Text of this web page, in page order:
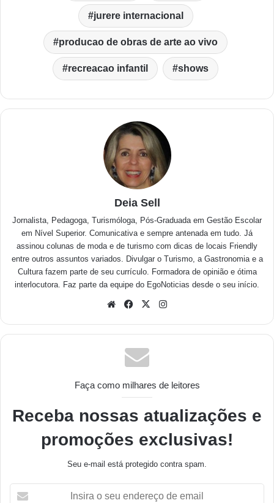
jurere internacional
producao de obras de arte ao vivo
recreacao infantil shows
Deia Sell
Jornalista, Pedagoga, Turismóloga, Pós-Graduada em Gestão Escolar
em Nível Superior. Comunicativa e sempre antenada em tudo. Já
assinou colunas de moda e de turismo com dicas de locais Friendly
entre outros assuntos variados. Divulgar o Turismo, a Gastronomia e a
Cultura fazem parte de seu currículo. Formadora de opinião e ótima
interlocutora. Faz parte da equipe do EgoNoticias desde o seu início.
Faça como milhares de leitores
Receba nossas atualizações e
promoções exclusivas!
Seu e-mail está protegido contra spam.